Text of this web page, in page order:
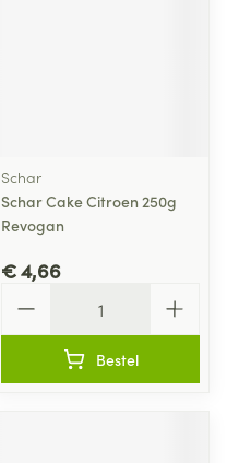
Schar
Schar Cake Citroen 250g
Revogan
€ 4,66
Bestel